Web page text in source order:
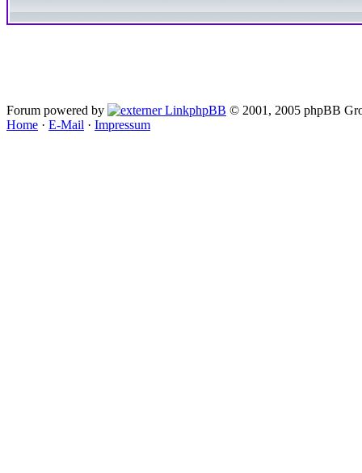
Forum powered by phpBB © 2001, 2005 phpBB
Home · E-Mail · Impressum